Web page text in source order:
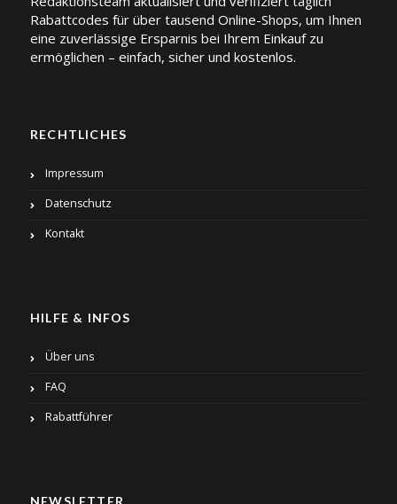
Rabattcodes für über tausend Online-Shops, um Ihnen
eine zuverlässige Ersparnis bei Ihrem Einkauf zu
ermöglichen – einfach, sicher und kostenlos.
RECHTLICHES
Impressum
Datenschutz
Kontakt
HILFE & INFOS
Über uns
FAQ
Rabattführer